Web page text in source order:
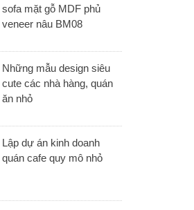
sofa mặt gỗ MDF phủ
veneer nâu BM08
Những mẫu design siêu
cute các nhà hàng, quán
ăn nhỏ
Lập dự án kinh doanh
quán cafe quy mô nhỏ